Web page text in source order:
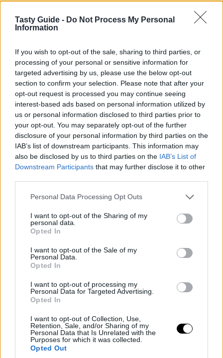
Tasty Guide - Do Not Process My Personal
Information
If you wish to opt-out of the sale, sharing to third parties, or
processing of your personal or sensitive information for
targeted advertising by us, please use the below opt-out
section to confirm your selection. Please note that after your
opt-out request is processed you may continue seeing
interest-based ads based on personal information utilized by
us or personal information disclosed to third parties prior to
your opt-out. You may separately opt-out of the further
disclosure of your personal information by third parties on the
IAB’s list of downstream participants. This information may
also be disclosed by us to third parties on the IAB’s List of
Downstream Participants that may further disclose it to other
Please note that this website/app uses one or more Google
not limited to your visit or usage behaviour. You may click to
grant or deny consent to Google and its third-party tags to
use your data for below specified purposes in below Google
consent section.
Personal Data Processing Opt Outs
I want to opt-out of the Sharing of my
personal data.
Opted In
I want to opt-out of the Sale of my
Personal Data.
Opted In
I want to opt-out of processing my
Personal Data for Targeted Advertising.
Opted In
I want to opt-out of Collection, Use,
Retention, Sale, and/or Sharing of my
Personal Data that Is Unrelated with the
Purposes for which it was collected.
Opted Out